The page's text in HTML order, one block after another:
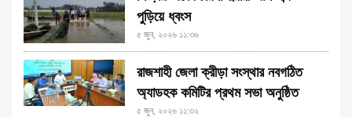
পুড়িয়ে ধ্বংস
৫ জুন, ২০২৬ ১১:৩৬
রাজশাহী জেলা ক্রীড়া সংস্থার নবগঠিত
অ্যাডহক কমিটির প্রথম সভা অনুষ্ঠিত
৫ জুন, ২০২৬ ১১:৩২